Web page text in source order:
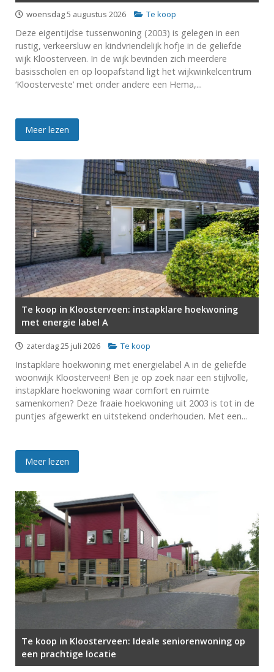
woensdag 5 augustus 2026 Te koop
Deze eigentijdse tussenwoning (2003) is gelegen in een
rustig, verkeersluw en kindvriendelijk hofje in de geliefde
wijk Kloosterveen. In de wijk bevinden zich meerdere
basisscholen en op loopafstand ligt het wijkwinkelcentrum
‘Kloosterveste’ met onder andere een Hema,...
Meer lezen
Te koop in Kloosterveen: instapklare hoekwoning
met energie label A
zaterdag 25 juli 2026 Te koop
Instapklare hoekwoning met energielabel A in de geliefde
woonwijk Kloosterveen! Ben je op zoek naar een stijlvolle,
instapklare hoekwoning waar comfort en ruimte
samenkomen? Deze fraaie hoekwoning uit 2003 is tot in de
puntjes afgewerkt en uitstekend onderhouden. Met een...
Meer lezen
Te koop in Kloosterveen: Ideale seniorenwoning op
een prachtige locatie